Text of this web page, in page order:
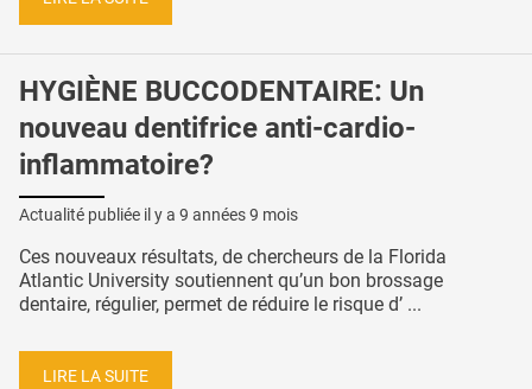
HYGIÈNE BUCCODENTAIRE: Un
nouveau dentifrice anti-cardio-
inflammatoire?
Actualité publiée il y a 9 années 9 mois
Ces nouveaux résultats, de chercheurs de la Florida
Atlantic University soutiennent qu’un bon brossage
dentaire, régulier, permet de réduire le risque d’ ...
LIRE LA SUITE